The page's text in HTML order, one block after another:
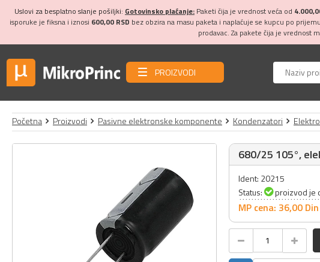
Uslovi za besplatno slanje pošiljki: Gotovinsko plaćanje: Paketi čija je vrednost veća od
isporuke je fiksna i iznosi 600,00 RSD bez obzira na masu paketa i naplaćuje se kupcu po
prodavac. Za pakete čija je vrednost
PROIZVODI
Početna Proizvodi Pasivne elektronske komponente Kondenzatori
680/25 105°,
Ident: 20215
Status:
proizvod je
MP cena: 36,00 Din